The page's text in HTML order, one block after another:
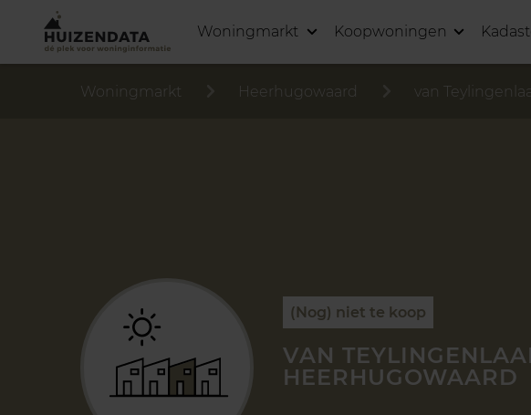
Woningmarkt Koopwoningen
Woningmarkt Heerhugowaard van
(Nog) niet te koop
VAN
HEERHUGOWAARD